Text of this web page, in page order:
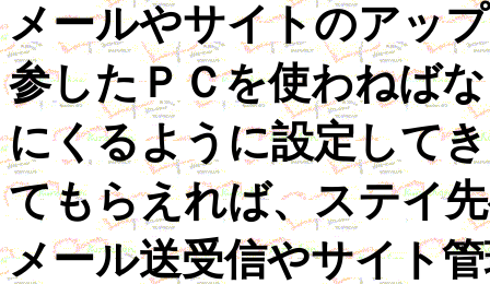
メールやサイトのアッ
参したＰＣを使わねば
にくるように設定して
てもらえれば、ステイ
メール送受信やサイト